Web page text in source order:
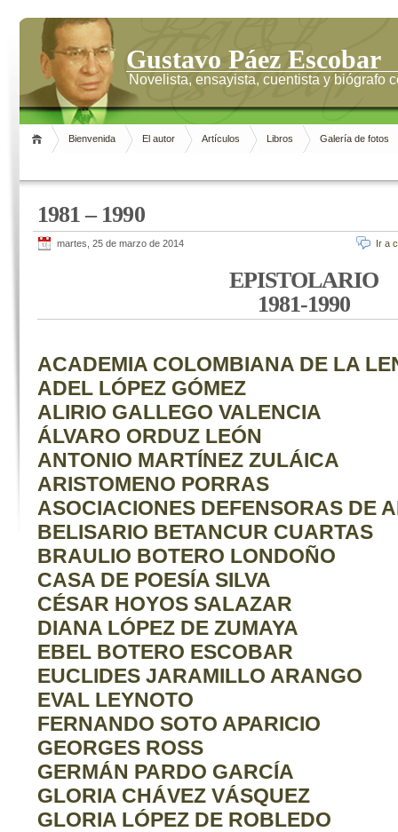
Gustavo Páez Escobar
Novelista, ensayista, cuentista y biógrafo
Bienvenida El autor Artículos Libros Galería de fotos
1981 – 1990
martes, 25 de marzo de 2014 Ir a
EPISTOLARIO
1981-1990
ACADEMIA COLOMBIANA DE LA
ADEL LÓPEZ GÓMEZ
ALIRIO GALLEGO VALENCIA
ÁLVARO ORDUZ LEÓN
ANTONIO MARTÍNEZ ZULÁICA
ARISTOMENO PORRAS
ASOCIACIONES DEFENSORAS DE
BELISARIO BETANCUR CUARTAS
BRAULIO BOTERO LONDOÑO
CASA DE POESÍA SILVA
CÉSAR HOYOS SALAZAR
DIANA LÓPEZ DE ZUMAYA
EBEL BOTERO ESCOBAR
EUCLIDES JARAMILLO ARANGO
EVAL LEYNOTO
FERNANDO SOTO APARICIO
GEORGES ROSS
GERMÁN PARDO GARCÍA
GLORIA CHÁVEZ VÁSQUEZ
GLORIA LÓPEZ DE ROBLEDO